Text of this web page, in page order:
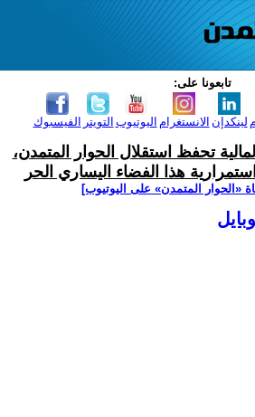
تابعونا على:
الفيسبوك التويتر اليوتيوب الانستغرام لينكدإن
تحفظ استقلال الحوار المتمدن،
هذا الفضاء اليساري الحر
‫«الحوار المتمدن» على اليوتيوب]